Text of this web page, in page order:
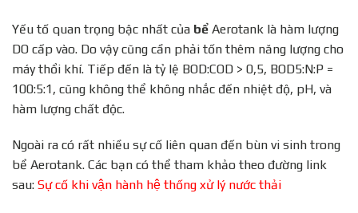
Yếu tố quan trọng bậc nhất của bể Aerotank là hàm lượng
DO cấp vào. Do vậy cũng cần phải tốn thêm năng lượng cho
máy thổi khí. Tiếp đến là tỷ lệ BOD:COD > 0,5, BOD5:N:P =
100:5:1, cũng không thể không nhắc đến nhiệt độ, pH, và
hàm lượng chất độc.
Ngoài ra có rất nhiều sự cố liên quan đến bùn vi sinh trong
bể Aerotank. Các bạn có thể tham khảo theo đường link
sau: Sự cố khi vận hành hệ thống xử lý nước thải